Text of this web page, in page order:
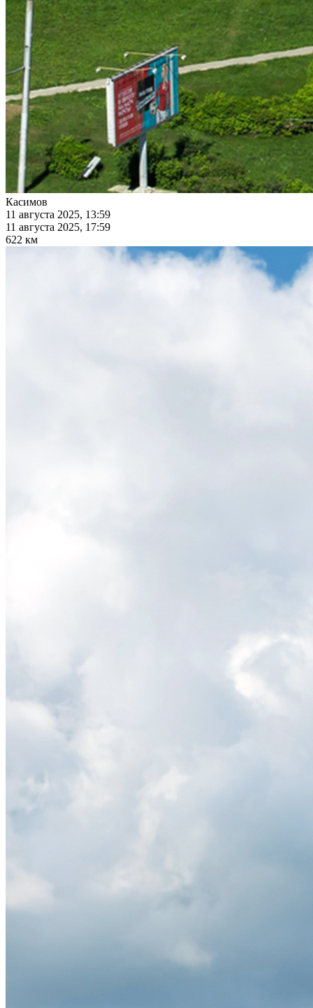
Касимов
11 августа 2025, 13:59
11 августа 2025, 17:59
622 км